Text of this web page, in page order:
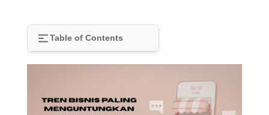
Table of Contents